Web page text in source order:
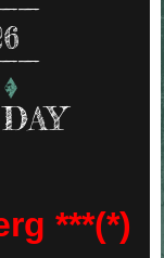
***(*)